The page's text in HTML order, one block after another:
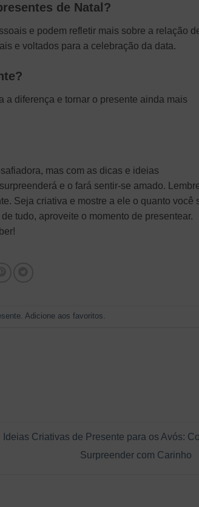
de Natal?
e podem refletir mais sobre a relação
e voltados para a celebração da data.
a diferença e tornar o presente ainda mais
mas com as dicas e ideias
e o fará sentir-se amado.
Seja criativa e mostre a ele o quanto você
tudo, aproveite o momento de presentear.
Adicione aos favoritos
Ideias Criativas de Presente para os Avós:
Surpreender com Carinho